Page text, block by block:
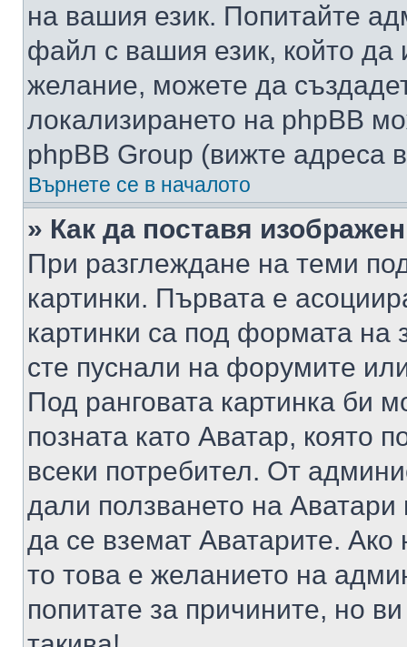
на вашия език. Попитайте
файл с вашия език, който да
желание, можете да
локализирането на phpBB
phpBB Group (вижте адреса
Върнете се в началото
» Как да поставя
При разглеждане на теми
картинки. Първата е
картинки са под формата на
сте пуснали на форумите
Под ранговата картинка би
позната като Аватар, която
всеки потребител. От
дали ползването на
да се вземат Аватарите.
то това е желанието на
попитате за причините, но